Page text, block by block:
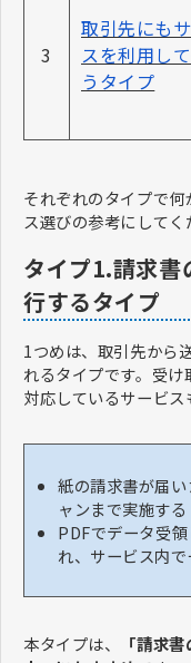
3
取引先にも
スを利用し
うタイプ
それぞれのタイプで
ス選びの参考にしてく
タイプ1.請求書
行するタイプ
1つめは、取引先から
れるタイプです。受
対応しているサービス
紙の請求書が届
ャンまで実施する
PDFでデータ受
れ、サービス内
本タイプは、
「請求